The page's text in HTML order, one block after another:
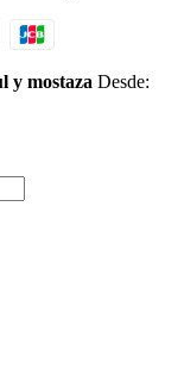
y mostaza Desde: